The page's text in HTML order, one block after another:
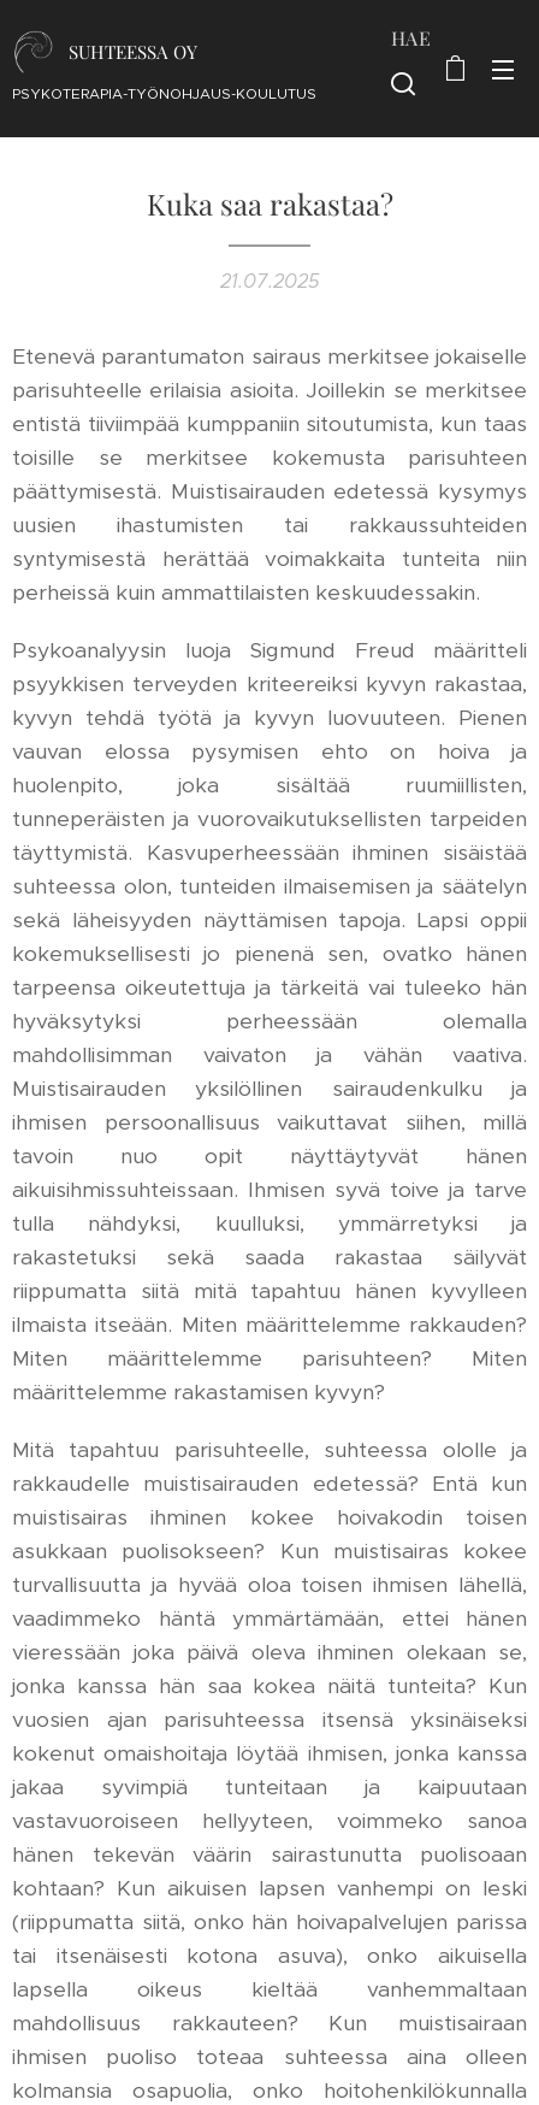
SUHTEESSA OY
PSYKOTERAPIA-TYÖNOHJAUS-KOULUTUS
HAE
Kuka saa rakastaa?
21.07.2025
Etenevä parantumaton sairaus merkitsee jokaiselle
parisuhteelle erilaisia asioita. Joillekin se merkitsee
entistä tiiviimpää kumppaniin sitoutumista, kun taas
toisille se merkitsee kokemusta parisuhteen
päättymisestä. Muistisairauden edetessä kysymys
uusien ihastumisten tai rakkaussuhteiden
syntymisestä herättää voimakkaita tunteita niin
perheissä kuin ammattilaisten keskuudessakin.
Psykoanalyysin luoja Sigmund Freud määritteli
psyykkisen terveyden kriteereiksi kyvyn rakastaa,
kyvyn tehdä työtä ja kyvyn luovuuteen. Pienen
vauvan elossa pysymisen ehto on hoiva ja
huolenpito, joka sisältää ruumiillisten,
tunneperäisten ja vuorovaikutuksellisten tarpeiden
täyttymistä. Kasvuperheessään ihminen sisäistää
suhteessa olon, tunteiden ilmaisemisen ja säätelyn
sekä läheisyyden näyttämisen tapoja. Lapsi oppii
kokemuksellisesti jo pienenä sen, ovatko hänen
tarpeensa oikeutettuja ja tärkeitä vai tuleeko hän
hyväksytyksi perheessään olemalla
mahdollisimman vaivaton ja vähän vaativa.
Muistisairauden yksilöllinen sairaudenkulku ja
ihmisen persoonallisuus vaikuttavat siihen, millä
tavoin nuo opit näyttäytyvät hänen
aikuisihmissuhteissaan. Ihmisen syvä toive ja tarve
tulla nähdyksi, kuulluksi, ymmärretyksi ja
rakastetuksi sekä saada rakastaa säilyvät
riippumatta siitä mitä tapahtuu hänen kyvylleen
ilmaista itseään. Miten määrittelemme rakkauden?
Miten määrittelemme parisuhteen? Miten
määrittelemme rakastamisen kyvyn?
Mitä tapahtuu parisuhteelle, suhteessa ololle ja
rakkaudelle muistisairauden edetessä? Entä kun
muistisairas ihminen kokee hoivakodin toisen
asukkaan puolisokseen? Kun muistisairas kokee
turvallisuutta ja hyvää oloa toisen ihmisen lähellä,
vaadimmeko häntä ymmärtämään, ettei hänen
vieressään joka päivä oleva ihminen olekaan se,
jonka kanssa hän saa kokea näitä tunteita? Kun
vuosien ajan parisuhteessa itsensä yksinäiseksi
kokenut omaishoitaja löytää ihmisen, jonka kanssa
jakaa syvimpiä tunteitaan ja kaipuutaan
vastavuoroiseen hellyyteen, voimmeko sanoa
hänen tekevän väärin sairastunutta puolisoaan
kohtaan? Kun aikuisen lapsen vanhempi on leski
(riippumatta siitä, onko hän hoivapalvelujen parissa
tai itsenäisesti kotona asuva), onko aikuisella
lapsella oikeus kieltää vanhemmaltaan
mahdollisuus rakkauteen? Kun muistisairaan
ihmisen puoliso toteaa suhteessa aina olleen
kolmansia osapuolia, onko hoitohenkilökunnalla